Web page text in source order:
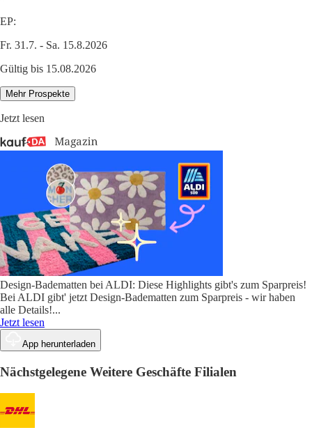
EP:
Fr. 31.7. - Sa. 15.8.2026
Gültig bis 15.08.2026
Mehr Prospekte
Jetzt lesen
Design-Badematten bei ALDI: Diese Highlights gibt's zum Sparpreis!
Bei ALDI gibt' jetzt Design-Badematten zum Sparpreis - wir haben
alle Details!...
Jetzt lesen
App herunterladen
Nächstgelegene Weitere Geschäfte Filialen